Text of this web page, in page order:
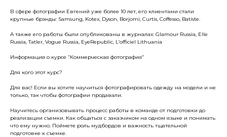
В сфере фотографии Евгений уже более 10 лет, его клиентами стали
крупные брэнды: Samsung, Kotex, Dyson, Borjomi, Curtis, Coffesso, Batiste.
А также его работы были опубликованы в журналах: Glamour Russia, Elle
Russia, Tatler, Vogue Russia, EyeRepublic, L’officiel Lithuania
Информация о курсе “Коммерческая фотография”
Для кого этот курс?
Для вас! Если вы хотите научиться фотографировать одежду на модели и не
только, так чтобы фотографии продавали.
Научитесь организовывать процесс работы в команде от подготовки до
реализации съемки. Как общаться с заказчиком на одном языке и понимать
что ему нужно. Поймете роль мудбордов и важность тщательной
подготовке к съемке.